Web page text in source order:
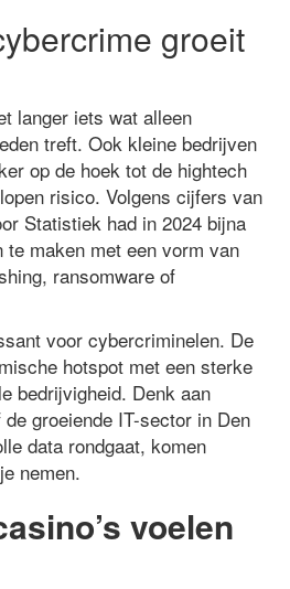
groeit
langer iets wat alleen
treft. Ook kleine bedrijven
op de hoek tot de hightech
risico. Volgens cijfers van
Statistiek had in 2024 bijna
maken met een vorm van
ransomware of
voor cybercriminelen. De
hotspot met een sterke
bedrijvigheid. Denk aan
groeiende IT-sector in Den
data rondgaat, komen
nemen.
voelen